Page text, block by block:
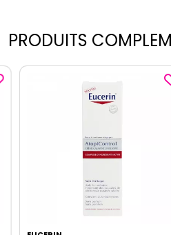
PRODUITS